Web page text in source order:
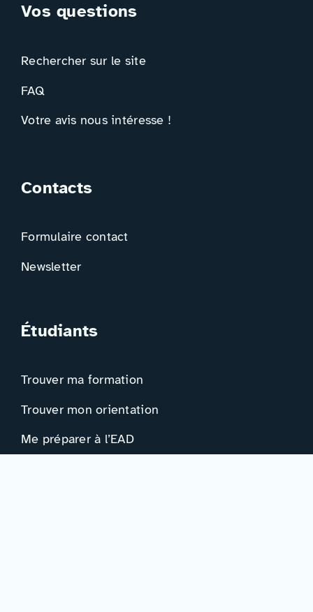
Vos questions
Rechercher sur le site
FAQ
Votre avis nous intéresse !
Contacts
Formulaire contact
Newsletter
Étudiants
Trouver ma formation
Trouver mon orientation
Me préparer à l’EAD